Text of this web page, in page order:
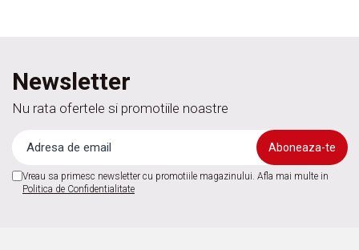
Newsletter
Nu rata ofertele si promotiile noastre
Vreau sa primesc newsletter cu promotiile magazinului. Afla mai multe in
Politica de Confidentialitate